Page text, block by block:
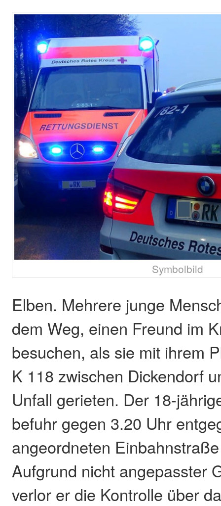
Symbolbild
Elben. Mehrere junge
dem Weg, einen Freund im
besuchen, als sie mit ihrem
K 118 zwischen Dickendorf
Unfall gerieten. Der 18-
befuhr gegen 3.20 Uhr
angeordneten
Aufgrund nicht angepasster
verlor er die Kontrolle über